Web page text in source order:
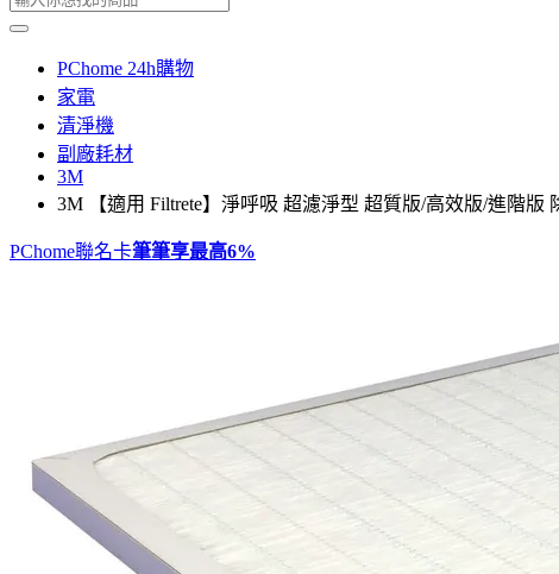
PChome 24h購物
家電
清淨機
副廠耗材
3M
3M 【適用 Filtrete】淨呼吸 超濾淨型 超質版/高效版/進階版
PChome聯名卡筆筆享最高6%